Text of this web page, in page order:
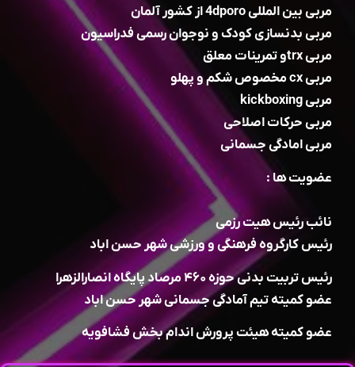
مربی بین المللی 4dporo از کشور آلمان
مربی بدنسازی کودک و نوجوان رسمی فدراسیون
مربی trxو تمرینات معلق
مربی cx مخصوص شکم و پهلو
مربی kickboxing
مربی حرکات اصلاحی
مربی امادگی جسمانی
عضویت ها :
نائب رئیس هیت رزمی
رئیس کارگروه فرهنگی و ورزشی شهر حسن اباد
رئیس تربیت بدنی حوزه ۴۶۰ مرصاد پایگاه انصارالزهرا
عضو کمیته تیم آمادگی جسمانی شهر حسن اباد
عضو کمیته هیئت پرورش اندام بخش فشافویه